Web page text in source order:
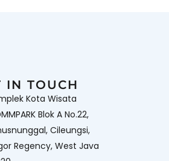
IN TOUCH
Kota Wisata
Blok A No.22,
Cileungsi,
Regency, West Java